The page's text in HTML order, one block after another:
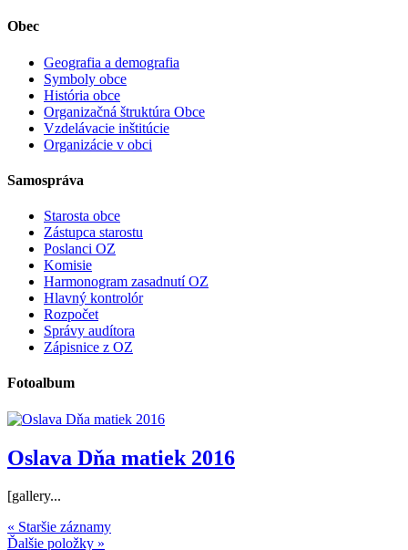
Obec
Geografia a demografia
Symboly obce
História obce
Organizačná štruktúra Obce
Vzdelávacie inštitúcie
Organizácie v obci
Samospráva
Starosta obce
Zástupca starostu
Poslanci OZ
Komisie
Harmonogram zasadnutí OZ
Hlavný kontrolór
Rozpočet
Správy audítora
Zápisnice z OZ
Fotoalbum
Oslava Dňa matiek 2016
[gallery...
« Staršie záznamy
Ďalšie položky »